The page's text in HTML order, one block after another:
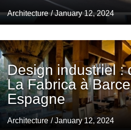
Architecture / January 12, 2024
Design industriel :
La Fabrica à
Espagne
Architecture / January 12, 2024